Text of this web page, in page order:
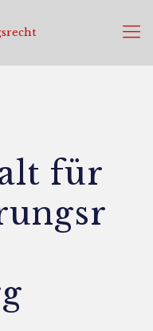
für